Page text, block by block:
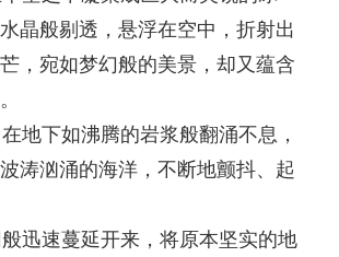
晶般剔透，悬浮在空中，折射出
，宛如梦幻般的美景，却又蕴含
地下如沸腾的岩浆般翻涌不息，
涛汹涌的海洋，不断地颤抖、起
迅速蔓延开来，将原本坚实的地